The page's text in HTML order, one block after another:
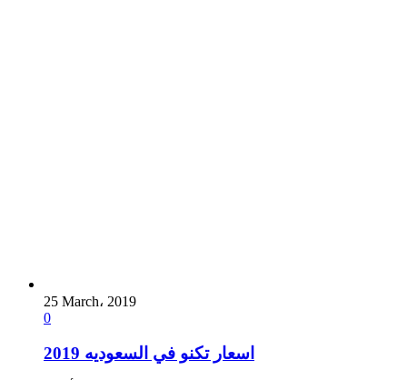
25 March، 2019
0
اسعار تكنو في السعوديه 2019